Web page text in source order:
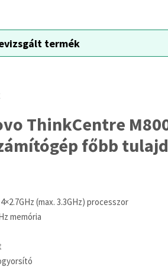
termék
ThinkCentre
főbb
(max. 3.3GHz) processzor
memória